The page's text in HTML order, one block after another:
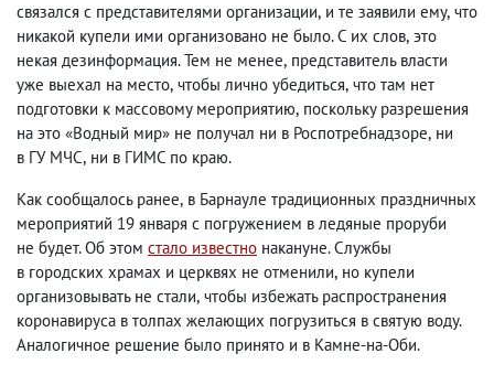
связался с представителями организации, и те заявили ему, что
никакой купели ими организовано не было. С их слов, это
некая дезинформация. Тем не менее, представитель власти
уже выехал на место, чтобы лично убедиться, что там нет
подготовки к массовому мероприятию, поскольку разрешения
на это «Водный мир» не получал ни в Роспотребнадзоре, ни
в ГУ МЧС, ни в ГИМС по краю.
Как сообщалось ранее, в Барнауле традиционных праздничных
мероприятий 19 января с погружением в ледяные проруби
не будет. Об этом стало известно накануне. Службы
в городских храмах и церквях не отменили, но купели
организовывать не стали, чтобы избежать распространения
коронавируса в толпах желающих погрузиться в святую воду.
Аналогичное решение было принято и в Камне-на-Оби.